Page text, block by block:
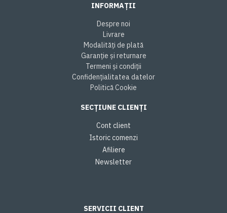
INFORMAȚII
Despre noi
Livrare
Modalități de plată
Garanție și returnare
Termeni și condiții
Confidențialitatea datelor
Politică Cookie
SECȚIUNE CLIENȚI
Cont client
Istoric comenzi
Afiliere
Newsletter
SERVICII CLIENT